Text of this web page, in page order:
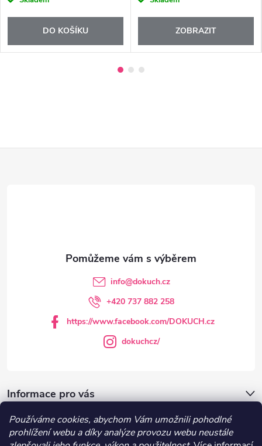
Používáme cookies, abychom Vám umožnili pohodlné
prohlížení webu a díky analýze provozu webu neustále
DO KOŠÍKU ZOBRAZIT
Informace pro vás
DOKUCH.cz
info@dokuch.cz
+420 737 882 258
https://www.facebook.com/DOKUCH.cz
dokuchcz/